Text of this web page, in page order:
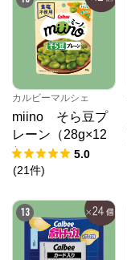
カルビーマルシェ
miino そら豆プ
レーン（28g×12
個）
5.0
(21件)
13